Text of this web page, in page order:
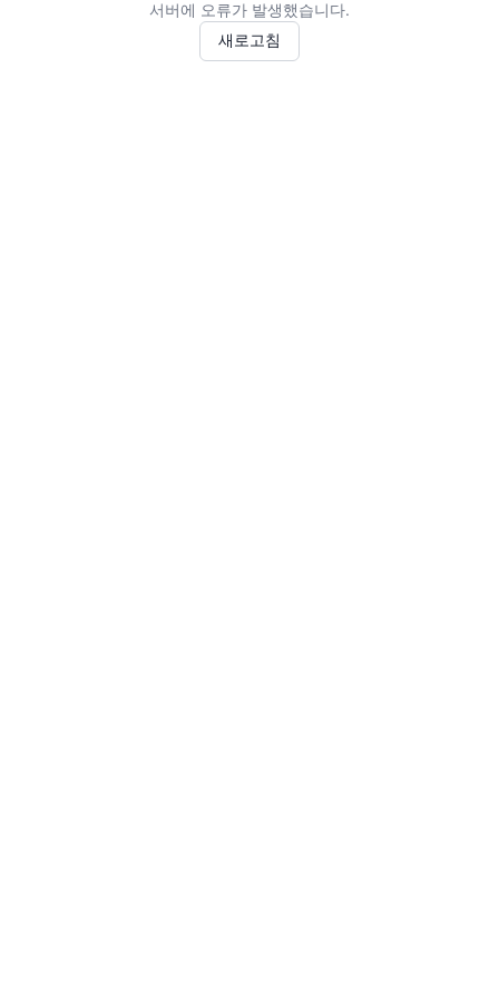
서버에 오류가 발생했습니다.
새로고침